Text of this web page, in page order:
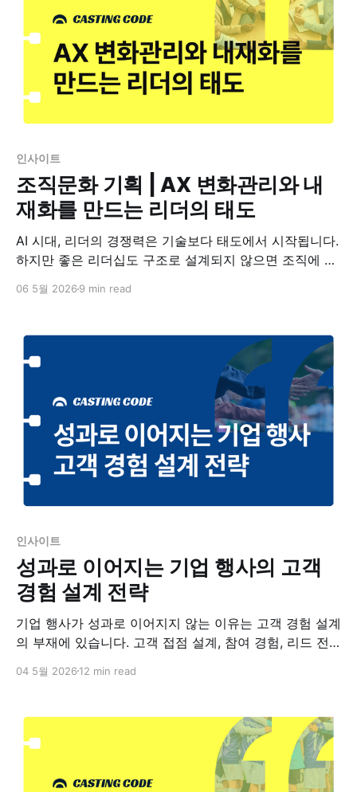
인사이트
조직문화 기획 | AX 변화관리와 내
재화를 만드는 리더의 태도
AI 시대, 리더의 경쟁력은 기술보다 태도에서 시작됩니다.
하지만 좋은 리더십도 구조로 설계되지 않으면 조직에 남
조직 안에 내재화하는 방법을 정리합니다.
06 5월 2026 9 min read
인사이트
성과로 이어지는 기업 행사의 고객
경험 설계 전략
기업 행사가 성과로 이어지지 않는 이유는 고객 경험 설계
의 부재에 있습니다. 고객 접점 설계, 참여 경험, 리드 전
04 5월 2026 12 min read